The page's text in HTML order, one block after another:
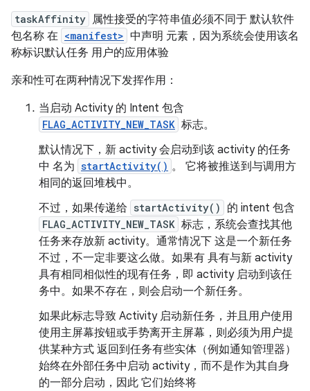
taskAffinity 属性接受的字符串值必须不同于 默认软件
包名称 在 <manifest> 中声明 元素，因为系统会使用该名
称标识默认任务 用户的应用体验
亲和性可在两种情况下发挥作用：
当启动 Activity 的 Intent 包含
FLAG_ACTIVITY_NEW_TASK 标志。
默认情况下，新 activity 会启动到该 activity 的任务
中 名为 startActivity() 。 它将被推送到与调用方
相同的返回堆栈中。
不过，如果传递给 startActivity() 的 intent 包含
FLAG_ACTIVITY_NEW_TASK 标志，系统会查找其他
任务来存放新 activity。通常情况下 这是一个新任务
不过，不一定非要这么做。如果有 具有与新 activity
具有相同相似性的现有任务，即 activity 启动到该任
务中。如果不存在，则会启动一个新任务。
如果此标志导致 Activity 启动新任务，并且用户使用
使用主屏幕按钮或手势离开主屏幕，则必须为用户提
供某种方式 返回到任务有些实体（例如通知管理器）
始终在外部任务中启动 activity，而不是作为其自身
的一部分启动，因此 它们始终将